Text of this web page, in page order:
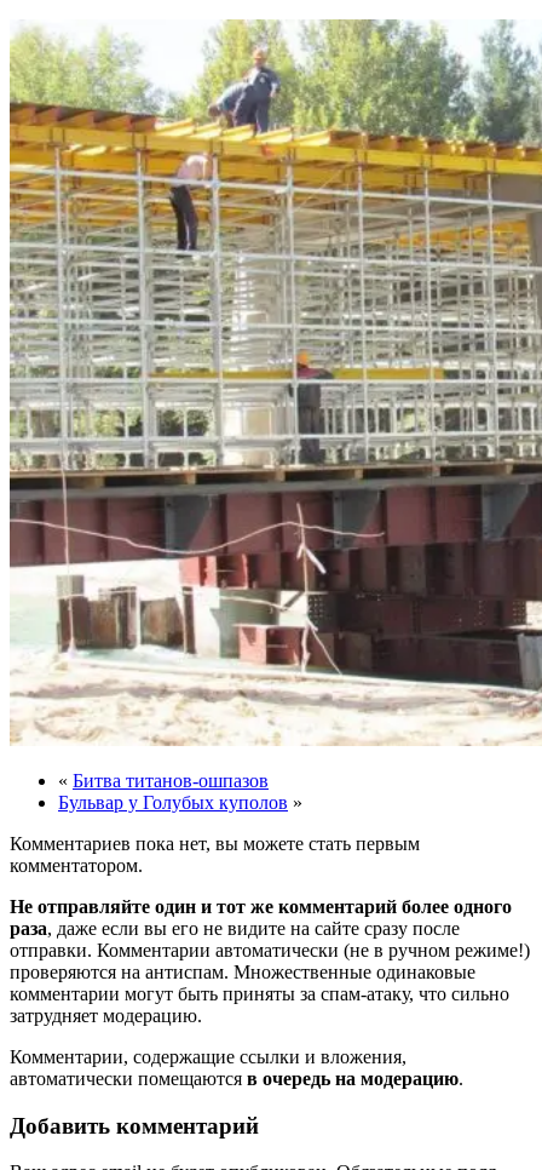
« Битва титанов-ошпазов
Бульвар у Голубых куполов »
Комментариев пока нет, вы можете стать первым
комментатором.
Не отправляйте один и тот же комментарий более одного
раза, даже если вы его не видите на сайте сразу после
отправки. Комментарии автоматически (не в ручном режиме!)
проверяются на антиспам. Множественные одинаковые
комментарии могут быть приняты за спам-атаку, что сильно
затрудняет модерацию.
Комментарии, содержащие ссылки и вложения,
автоматически помещаются в очередь на модерацию.
Добавить комментарий